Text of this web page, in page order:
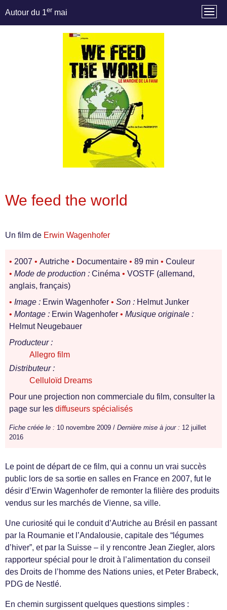
Autour du 1er mai
We feed the world
Un film de Erwin Wagenhofer
• 2007 • Autriche • Documentaire • 89 min • Couleur
• Mode de production : Cinéma • VOSTF (allemand,
anglais, français)
• Image : Erwin Wagenhofer • Son : Helmut Junker
• Montage : Erwin Wagenhofer • Musique originale :
Helmut Neugebauer
Producteur :
Allegro film
Distributeur :
Celluloïd Dreams
Pour une projection non commerciale du film, consulter la
page sur les diffuseurs spécialisés
Fiche créée le : 10 novembre 2009 / Dernière mise à jour : 12 juillet
2016
Le point de départ de ce film, qui a connu un vrai succès
public lors de sa sortie en salles en France en 2007, fut le
désir d’Erwin Wagenhofer de remonter la filière des produits
vendus sur les marchés de Vienne, sa ville.
Une curiosité qui le conduit d’Autriche au Brésil en passant
par la Roumanie et l’Andalousie, capitale des “légumes
d’hiver”, et par la Suisse – il y rencontre Jean Ziegler, alors
rapporteur spécial pour le droit à l’alimentation du conseil
des Droits de l’homme des Nations unies, et Peter Brabeck,
PDG de Nestlé.
En chemin surgissent quelques questions simples :